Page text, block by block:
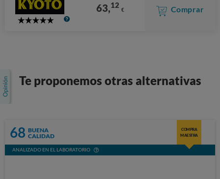
5
63,12 € Comprar
Te proponemos otras alternativas
68 BUENA
CALIDAD
COMPRA
MAESTRA
ANALIZADO EN EL LABORATORIO